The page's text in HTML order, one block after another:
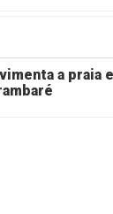
a praia